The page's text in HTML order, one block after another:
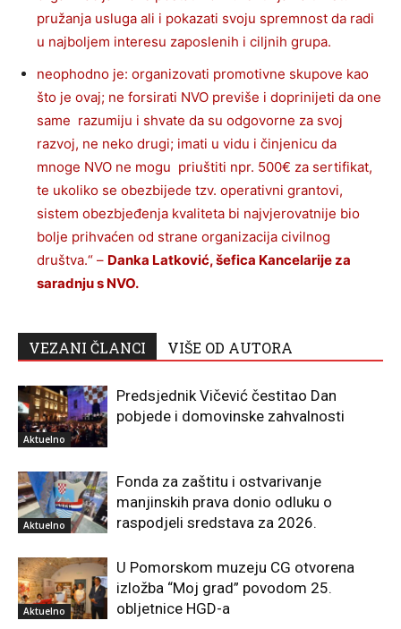
pružanja usluga ali i pokazati svoju spremnost da radi
u najboljem interesu zaposlenih i ciljnih grupa.
neophodno je: organizovati promotivne skupove kao
što je ovaj; ne forsirati NVO previše i doprinijeti da one
same razumiju i shvate da su odgovorne za svoj
razvoj, ne neko drugi; imati u vidu i činjenicu da
mnoge NVO ne mogu priuštiti npr. 500€ za sertifikat,
te ukoliko se obezbijede tzv. operativni grantovi,
sistem obezbjeđenja kvaliteta bi najvjerovatnije bio
bolje prihvaćen od strane organizacija civilnog
društva.“ – Danka Latković, šefica Kancelarije za
saradnju s NVO.
VEZANI ČLANCI VIŠE OD AUTORA
Aktuelno
Predsjednik Vičević čestitao Dan
pobjede i domovinske zahvalnosti
Aktuelno
Fonda za zaštitu i ostvarivanje
manjinskih prava donio odluku o
raspodjeli sredstava za 2026.
Aktuelno
U Pomorskom muzeju CG otvorena
izložba “Moj grad” povodom 25.
obljetnice HGD-a